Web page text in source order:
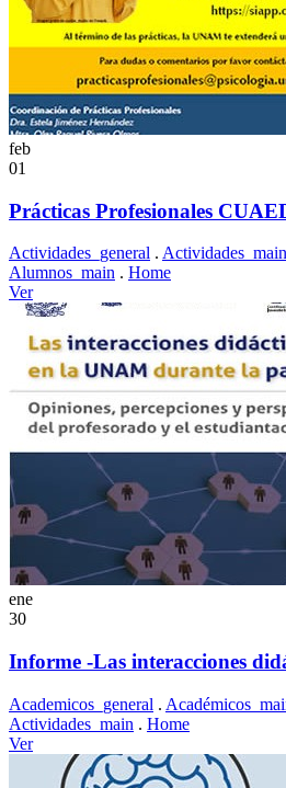
feb
01
Prácticas Profesionales
Actividades_general . Actividades_main
Alumnos_main . Home
Ver
ene
30
Informe -Las interacciones
Academicos_general .
Actividades_main . Home
Ver